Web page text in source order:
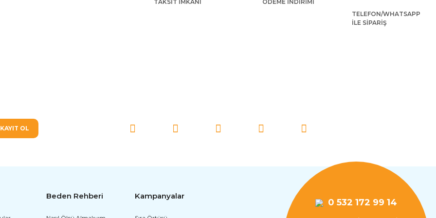
TAKSİT İMKANI
ÖDEME İNDİRİMİ
TELEFON/WHATSAPP
İLE SİPARİŞ
KAYIT OL
Beden Rehberi Kampanyalar
0 532 172 99 14